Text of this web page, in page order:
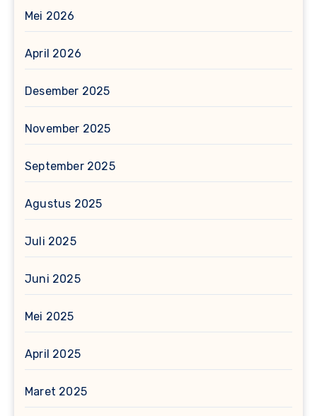
Mei 2026
April 2026
Desember 2025
November 2025
September 2025
Agustus 2025
Juli 2025
Juni 2025
Mei 2025
April 2025
Maret 2025